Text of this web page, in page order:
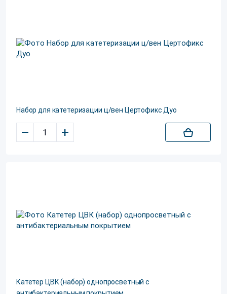
Набор для катетеризации ц/вен Цертофикс Дуо
– +
Катетер ЦВК (набор) однопросветный с